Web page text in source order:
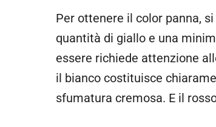
Per ottenere il color panna,
quantità di giallo e una
essere richiede attenzione
il bianco costituisce
sfumatura cremosa. E il